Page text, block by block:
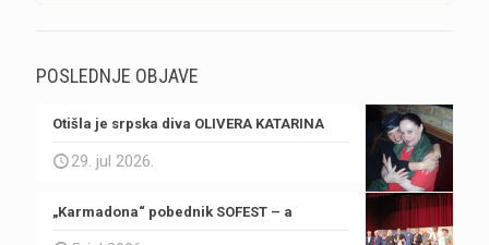
POSLEDNJE OBJAVE
Otišla je srpska diva OLIVERA KATARINA
29. jul 2026.
„Karmadona“ pobednik SOFEST – a